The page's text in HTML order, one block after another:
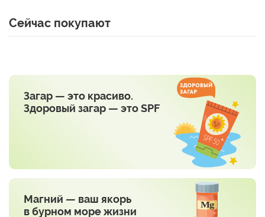
Сейчас покупают
Загар — это красиво.
Здоровый загар — это SPF
Магний — ваш якорь
в бурном море жизни